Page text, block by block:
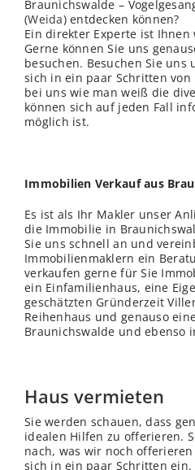
Braunichswalde –
(Weida) entdecken können?
Ein direkter Experte ist Ihnen
Gerne können Sie uns
besuchen. Besuchen Sie uns
sich in ein paar Schritten
bei uns wie man weiß die
können sich auf jeden Fall
möglich ist.
Immobilien Verkauf aus
Es ist als Ihr Makler unser
die Immobilie in
Sie uns schnell an und
Immobilienmaklern ein
verkaufen gerne für Sie
ein Einfamilienhaus, eine
geschätzten Gründerzeit
Reihenhaus und genauso
Braunichswalde und ebenso
Haus vermieten
Sie werden schauen, dass
idealen Hilfen zu offerieren.
nach, was wir noch
sich in ein paar Schritten ein.